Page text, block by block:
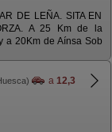
DE LEÑA. SITA EN
A 25 Km de la
a 20Km de Aínsa Sob
a 12,3